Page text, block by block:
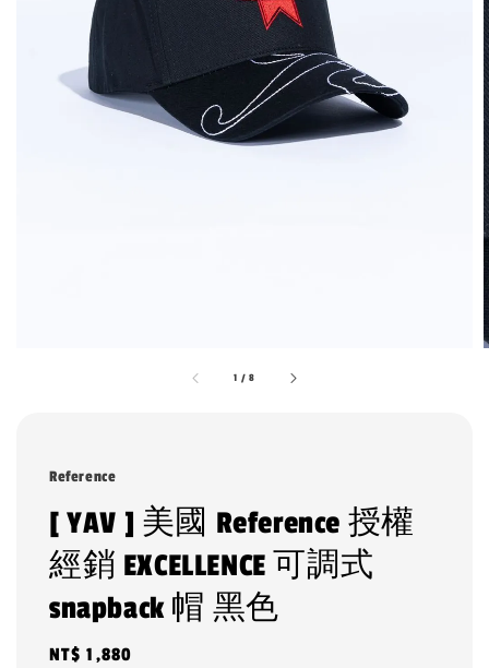
1 /8
Reference
[ YAV ] 美國 Reference 授權
經銷 EXCELLENCE 可調式
snapback 帽 黑色
Regular
NT$ 1,880